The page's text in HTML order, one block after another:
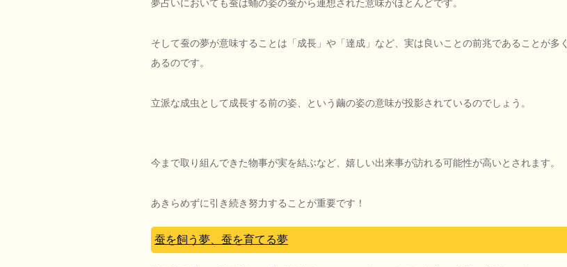
夢占いにおいても蚕は蛹の姿の蚕から連想された意味がほとんどです。
そして蚕の夢が意味することは「成長」や「達成」など、実は良いことの前兆であることが多く
あるのです。
立派な成虫として成長する前の姿、という繭の姿の意味が投影されているのでしょう。
今まで取り組んできた物事が実を結ぶなど、嬉しい出来事が訪れる可能性が高いとされます。
あきらめずに引き続き努力することが重要です！
蚕を飼う夢、蚕を育てる夢